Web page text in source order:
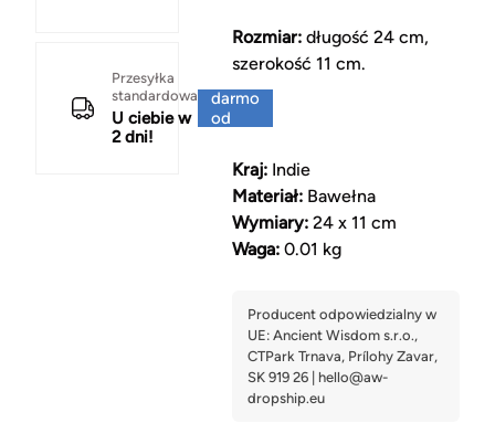
Przesyłka
standardowa
U ciebie w
2 dni!
darmo
od
Rozmiar:długość 24 cm,
szerokość 11 cm.
Kraj:Indie
Materiał:Bawełna
Wymiary:24 x 11 cm
Waga:0.01 kg